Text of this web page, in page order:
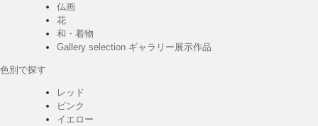
仏画
花
和・着物
Gallery selection ギャラリー展示作品
色別で探す
レッド
ピンク
イエロー